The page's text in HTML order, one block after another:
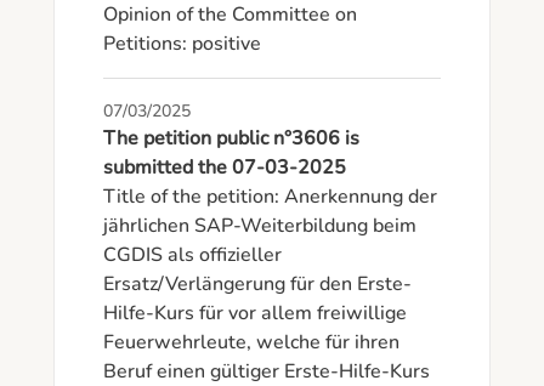
Opinion of the Committee on
Petitions: positive
07/03/2025
The petition public n°3606 is
submitted the 07-03-2025
Title of the petition: Anerkennung der
jährlichen SAP-Weiterbildung beim
CGDIS als offizieller
Ersatz/Verlängerung für den Erste-
Hilfe-Kurs für vor allem freiwillige
Feuerwehrleute, welche für ihren
Beruf einen gültiger Erste-Hilfe-Kurs